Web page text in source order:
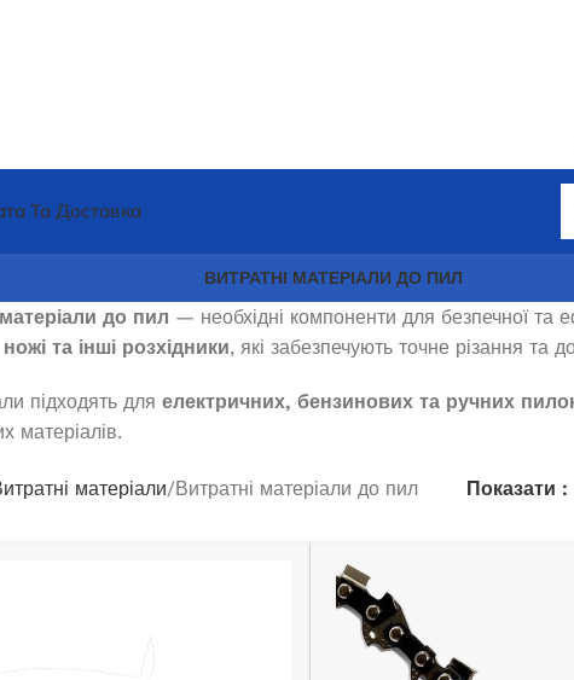
Та Доставка
ВИТРАТНІ МАТЕРІАЛИ ДО ПИЛ
до пил — необхідні компоненти для безпечної та
та інші розхідники, які забезпечують точне різання та
підходять для електричних, бензинових та ручних
матеріалів.
матеріали Витратні матеріали до пил Показати